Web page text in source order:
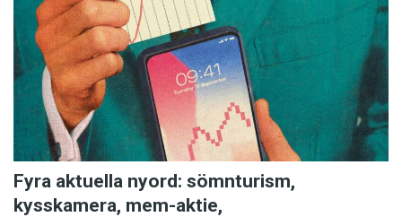
Fyra aktuella nyord: sömnturism,
kysskamera, mem-aktie,